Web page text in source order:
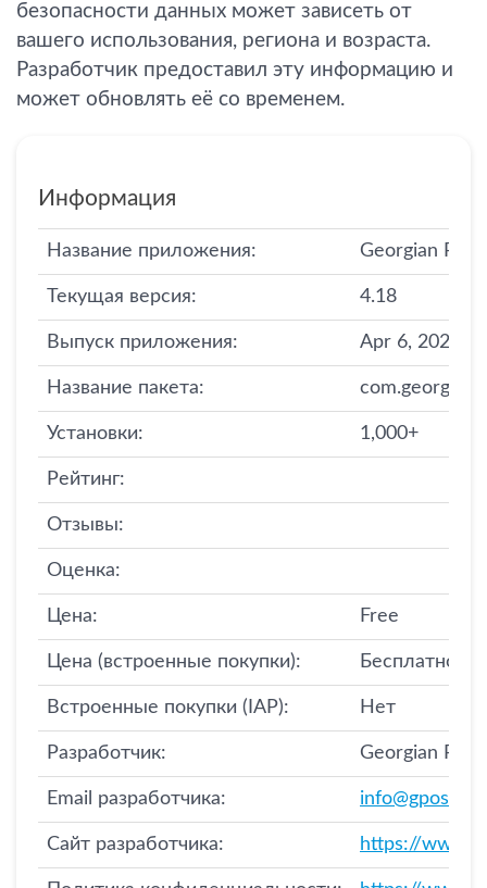
безопасности данных может зависеть от
вашего использования, региона и возраста.
Разработчик предоставил эту информацию и
может обновлять её со временем.
Информация
Название приложения: Georgian Post
Текущая версия: 4.18
Выпуск приложения: Apr 6, 2025
Название пакета:
Установки: 1,000+
Рейтинг:
Отзывы:
Оценка:
Цена: Free
Цена (встроенные покупки): Бесплатно
Встроенные покупки (IAP): Нет
Разработчик: Georgian Post
Email разработчика: info@gpost.ge
Сайт разработчика: https://